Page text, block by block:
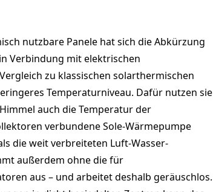
nutzbare Panele hat sich die Abkürzung
Verbindung mit elektrischen
zu klassischen solarther­mi­schen
Temperaturniveau. Dafür nutzen sie
auch die Temperatur der
verbundene Sole-Wärmepumpe
die weit verbreiteten Luft-Wasser-
außerdem ohne die für
aus – und arbeitet deshalb geräuschlos.